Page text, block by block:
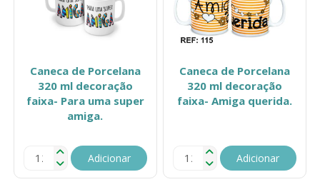
Caneca de Porcelana
320 ml decoração
faixa- Para uma super
amiga.
Adicionar
Caneca de Porcelana
320 ml decoração
faixa- Amiga querida.
Adicionar